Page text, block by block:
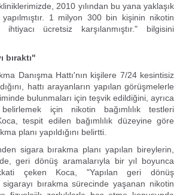
2010 yılından bu yana yaklaşık
1 milyon 300 bin kişinin nikotin
ücretsiz karşılanmıştır." bilgisini
bıraktı"
Danışma Hattı'nın kişilere 7/24 kesintisiz
hattı arayanların yapılan görüşmelerle
bulunmaları için teşvik edildiğini, ayrıca
belirlemek için nikotin bağımlılık testleri
tespit edilen bağımlılık düzeyine göre
planı yapıldığını belirtti.
sigara bırakma planı yapılan bireylerin,
geri dönüş aramalarıyla bir yıl boyunca
çeken Koca, "Yapılan geri dönüş
bırakma sürecinde yaşanan nikotin